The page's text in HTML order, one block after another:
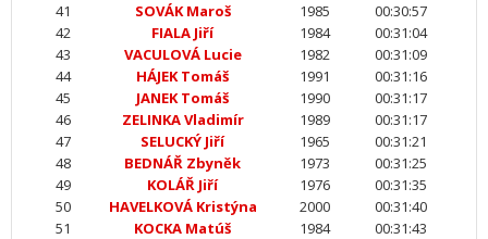
41
SOVÁK Maroš 1985
00:30:57
42
FIALA Jiří 1984
00:31:04
43
VACULOVÁ Lucie 1982
00:31:09
44
HÁJEK Tomáš 1991
00:31:16
45
JANEK Tomáš 1990
00:31:17
46
ZELINKA Vladimír 1989
00:31:17
47
SELUCKÝ Jiří 1965
00:31:21
48
BEDNÁŘ Zbyněk 1973
00:31:25
49
KOLÁŘ Jiří 1976
00:31:35
50
HAVELKOVÁ Kristýna 2000
00:31:40
51
KOCKA Matúš 1984
00:31:43